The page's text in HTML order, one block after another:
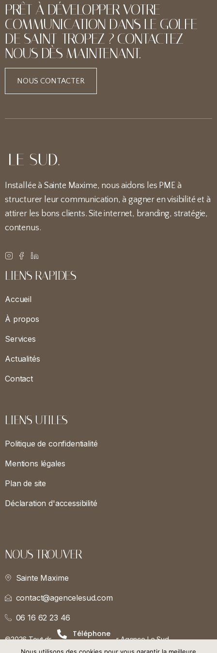
PRÊT À DÉVELOPPER VOTRE
COMMUNICATION DANS LE GOLFE
DE SAINT-TROPEZ ? CONTACTEZ-
NOUS DÈS MAINTENANT.
NOUS CONTACTER
Installée à Sainte Maxime, nous aidons les PME à
structurer leur communication, à gagner en visibilité et à
attirer les bons clients. Site internet, branding, stratégie,
contenus.
LIENS RAPIDES
Accueil
À propos
Services
Actualités
Contact
LIENS UTILES
Politique de confidentialité
Mentions légales
Plan de site
Déclaration d'accessibilité
NOUS TROUVER
Sainte Maxime
contact@agencelesud.com
06 16 62 23 46
©2026 Tout droits réservés. Fait par Agence Le Sud.
Téléphone